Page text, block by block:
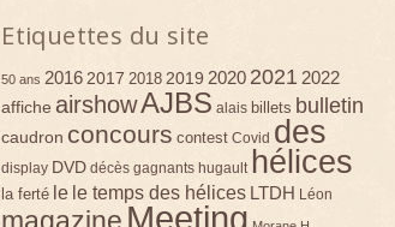
Etiquettes du site
50 ans 2016 2017 2018 2019 2020 2021 2022
affiche airshowAJBS alais billets bulletin
caudron concours contest Covid des
display DVD décès gagnants hugault hélices
la ferté le le temps des hélices LTDH Léon
magazine Meeting